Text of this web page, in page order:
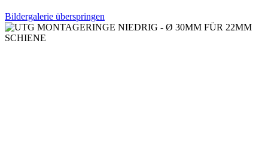
Bildergalerie überspringen